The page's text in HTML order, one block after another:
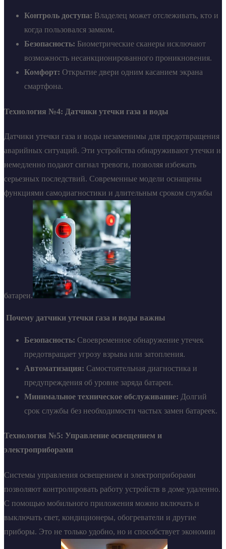
Контроль доступа: Владелец может отслеживать, кто и
когда пользовался замком.
Безопасность: Биометрические сканеры исключают
возможность несанкционированного проникновения.
Комфорт: Открытие двери одним касанием экрана
смартфона.
Технология №4: Датчики утечки газа и воды
Датчики утечки газа и воды незаменимы для предотвращения
аварийных ситуаций. Эти устройства обнаруживают утечки и
немедленно подают сигнал тревоги, позволяя избежать
серьезных последствий. Современные модели оснащены
функциями самодиагностики и длительным сроком службы
батареи.
Почему датчики утечки газа и воды важны
Безопасность: Своевременное обнаружение утечек
предотвращает угрозу взрыва или затопления.
Автоматизация: Самостоятельная диагностика и
предупреждения об уровне заряда батареи.
Минимальное техническое обслуживание: Долгий
срок службы без необходимости частых замен батареек.
Технология №5: Управление освещением и
электроприборами
Системы управления освещением и электроприборами
позволяют контролировать работу устройств в доме удаленно.
С помощью мобильного приложения можно включать и
выключать свет, кондиционеры, обогреватели и другие
приборы. Это не только удобно, но и способствует экономии